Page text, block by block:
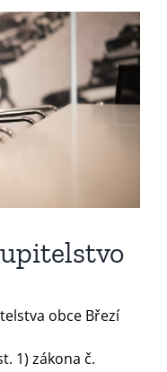
obce Březí
1) zákona č.